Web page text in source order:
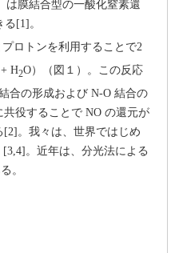
は膜結合型の一酸化窒素還
[1]。
ロトンを利用することで2
H2O）（図１）。この反応
合の形成および N-O 結合の
役することで NO の還元が
。我々は、世界ではじめ
。近年は、分光法による
。